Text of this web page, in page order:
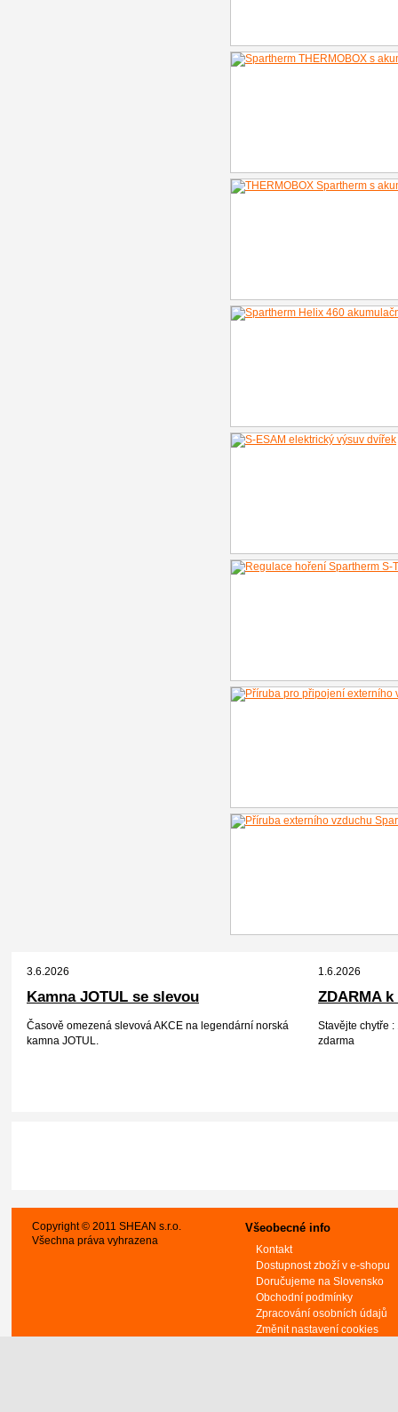
3.6.2026
Kamna JOTUL se slevou
Časově omezená slevová AKCE na legendární norská
kamna JOTUL.
1.6.2026
ZDARMA
Stavějte chytře
zdarma
Copyright © 2011 SHEAN s.r.o.
Všechna práva vyhrazena
Všeobecné info
Kontakt
Dostupnost zboží v e-shopu
Doručujeme na Slovensko
Obchodní podmínky
Zpracování osobních údajů
Změnit nastavení cookies